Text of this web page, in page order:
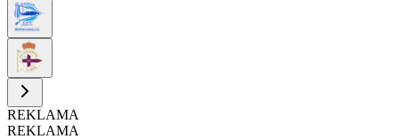
REKLAMA
REKLAMA